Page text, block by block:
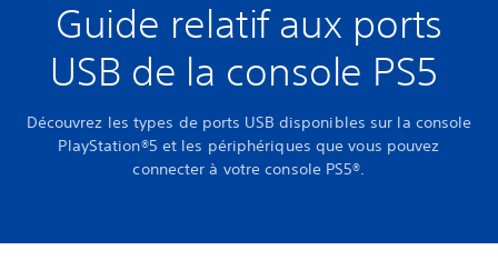
Guide relatif aux ports
USB de la console PS5
Découvrez les types de ports USB disponibles sur la console
PlayStation®5 et les périphériques que vous pouvez
connecter à votre console PS5®.